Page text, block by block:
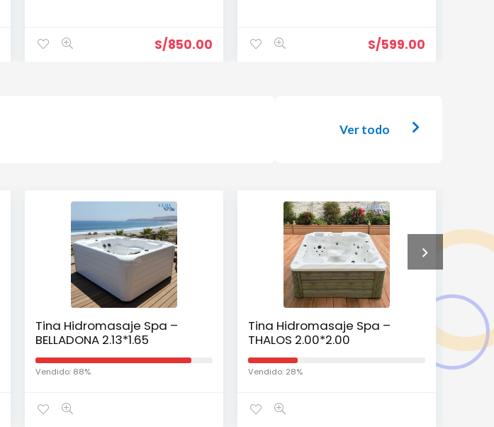
S/850.00 S/599.00
Ver todo
Tina Hidromasaje Spa –
BELLADONA 2.13*1.65
Vendido: 88%
Tina Hidromasaje Spa –
THALOS 2.00*2.00
Vendido: 28%